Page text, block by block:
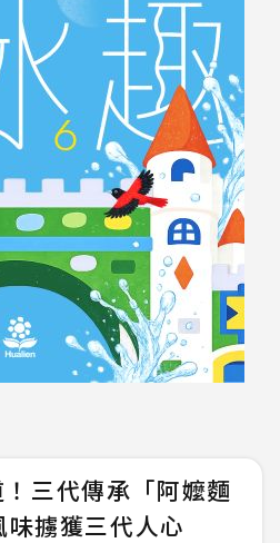
三代傳承「阿嬤麵
擄獲三代人心